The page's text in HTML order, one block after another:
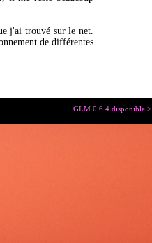
j'ai trouvé sur le net.
de différentes
GLM 0.6.4 disponible >